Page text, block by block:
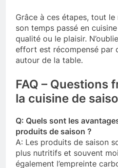
Grâce à ces étapes, tout
son temps passé en
qualité ou le plaisir.
effort est récompensé par
autour de la table.
FAQ – Questions
la cuisine de
Q: Quels sont les
produits de saison ?
A: Les produits de saison
plus nutritifs et souvent
également l’empreinte